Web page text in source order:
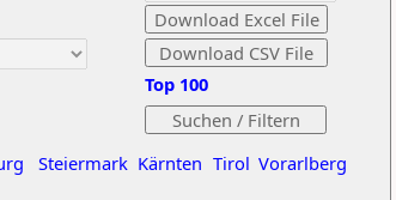
Steiermark Kärnten Tirol Vorarlberg
Top 100